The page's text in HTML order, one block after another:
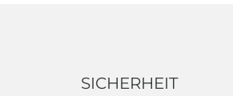
SICHERHEIT